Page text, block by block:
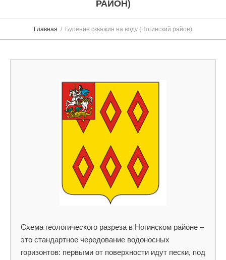
РАЙОН)
Главная Бурение скважин на воду (Ногинский район)
Схема геологического разреза в Ногинском районе –
это стандартное чередование водоносных
горизонтов: первыми от поверхности идут пески, под